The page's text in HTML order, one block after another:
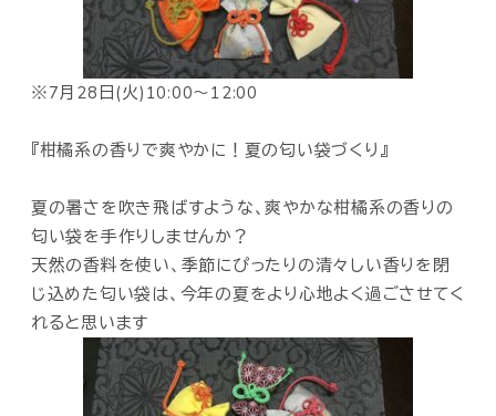
※7月28日(火)10:00～12:00
『柑橘系の香りで爽やかに！夏の匂い袋づくり』
夏の暑さを吹き飛ばすような、爽やかな柑橘系の香りの
匂い袋を手作りしませんか？
天然の香料を使い、季節にぴったりの清々しい香りを閉
じ込めた匂い袋は、今年の夏をより心地よく過ごさせてく
れると思います